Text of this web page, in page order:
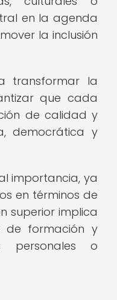
en la agenda
la inclusión
transformar la
que cada
de calidad y
democrática y
importancia, ya
en términos de
superior implica
de formación y
personales o